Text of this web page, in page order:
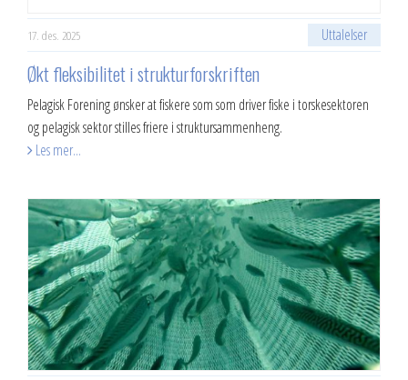
2023
2022
2021
2018
2017
2016
2015
17. des. 2025 Uttalelser
Økt fleksibilitet i strukturforskriften
Pelagisk Forening ønsker at fiskere som som driver fiske i torskesektoren
og pelagisk sektor stilles friere i struktursammenheng.
Les mer...